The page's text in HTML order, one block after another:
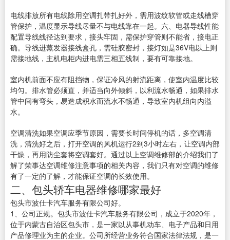
电线排放所有电线除用空调扎带扎好外，需用波纹软管或走线槽穿
管保护，温度显示导线尽量不与电线靠在一起。六、电器导线性能
配置导线线径达到要求，接头牢固，需保护穿管则不能省，接电正
确。导线进蒸发器接线盒孔，需硅胶密封，接灯如是36V电以上则
需接地线，主机电柜内进电需三相五线制，要有可靠接地。
室内机前面不应有阻挡物，保证冷风的射流距离，使室内温度比较
均匀。排水管必须直，并适当向外倾斜，以利流水畅通，如果排水
管中间有弯头，易造成积水而流水不畅通，导致室内机组向内溢
水。
空调清洗如果空调应季节原因，需要长时间停机的话，多空调清
洗，清洗好之后，打开空调的风机运行2到3小时左右，让空调内部
干燥，再用防尘套将空调套好。通过以上空调维修部的介绍我们了
解了荣事达空调维修注意事项的相关内容，我们只有对空调的维修
有了一定的了解，才能保证空调的长效使用。
二、包头轿车电器维修哪家最好
包头市波仕卡汽车服务有限公司好。
1、公司正规。包头市波仕卡汽车服务有限公司，成立于2020年，
位于内蒙古自治区包头市，是一家以从事机动车、电子产品和日用
产品修理业为主的企业。公司所经营业务符合国家法律法规，是一